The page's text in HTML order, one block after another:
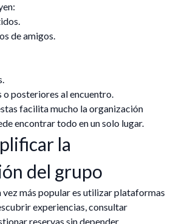
de amigos.
posteriores al encuentro.
facilita mucho la organización
encontrar todo en un solo lugar.
la
del grupo
vez más popular es utilizar plataformas
experiencias, consultar
reservas sin depender